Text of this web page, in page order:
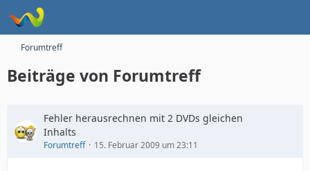
Forumtreff
Beiträge von Forumtreff
Fehler herausrechnen mit 2 DVDs gleichen
Inhalts
Forumtreff 15. Februar 2009 um 23:11